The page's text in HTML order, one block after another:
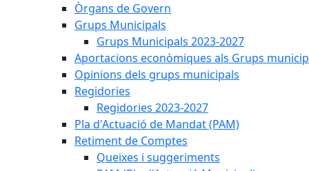
Òrgans de Govern
Grups Municipals
Grups Municipals 2023-2027
Aportacions econòmiques als Grups
Opinions dels grups municipals
Regidories
Regidories 2023-2027
Pla d'Actuació de Mandat (PAM)
Retiment de Comptes
Queixes i suggeriments